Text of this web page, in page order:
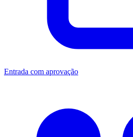
Entrada com aprovação